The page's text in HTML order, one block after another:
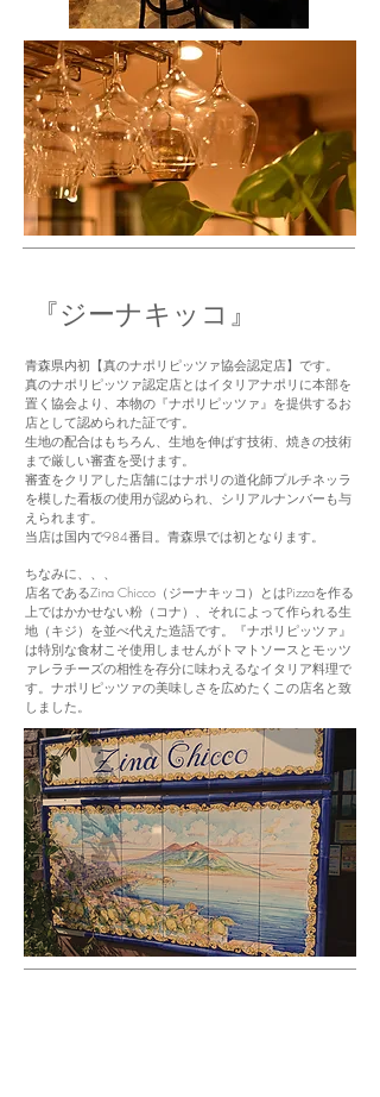
​『ジーナキッコ』
青森県内初【真のナポリピッツァ協会認定店】です。​
真のナポリピッツァ認定店とはイタリアナポリに本部を
置く協会より、本物の『ナポリピッツァ』を提供するお
店として認められた証です。
生地の配合はもちろん、生地を伸ばす技術、焼きの技術
まで厳しい審査を受けます。
審査をクリアした店舗にはナポリの道化師プルチネッラ
を模した看板の使用が認められ、シリアルナンバーも与
えられます。
当店は国内で984番目。青森県では初となります。
ちなみに、、、
店名であるZina Chicco（ジーナキッコ）とはPizzaを作る
上ではかかせない粉（コナ）、それによって作られる生
地（キジ）を並べ代えた造語です。『ナポリピッツァ』
は特別な食材こそ使用しませんがトマトソースとモッツ
ァレラチーズの相性を存分に味わえるなイタリア料理で
す。ナポリピッツァの美味しさを広めたくこの店名と致
しました。​